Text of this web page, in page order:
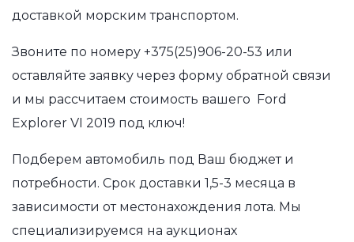
доставкой морским транспортом.
Звоните по номеру +375(25)906-20-53 или
оставляйте заявку через форму обратной связи
и мы рассчитаем стоимость вашего Ford
Explorer VI 2019 под ключ!
Подберем автомобиль под Ваш бюджет и
потребности. Срок доставки 1,5-3 месяца в
зависимости от местонахождения лота. Мы
специализируемся на аукционах